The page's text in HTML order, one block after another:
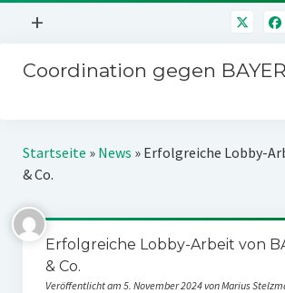
Menü
+
Mitmachen
Über uns
Kontakt
Impressum
Störfälle
Coordination gegen
Kampagnen
Stichwort BAYER
Jahrestagung
Startseite » News » Erfolgreiche Lobby-
& Co.
Erfolgreiche Lobby-Arbeit von
& Co.
Veröffentlicht am 5. November 2024 von Marius